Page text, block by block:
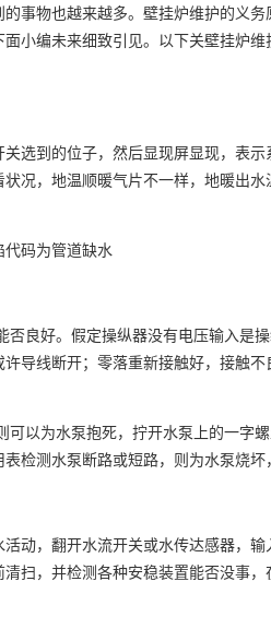
事物也越来越多。壁挂炉维护的义
小编未来细致引见。以下关壁挂炉
选到的位子，然后显现屏显现，表
况，地温顺暖气片不一样，地暖出水
码为管道缺水
良好。假定操纵器没有电压输入是
导线断开；零落重新接触好，接触
以为水泵抱死，拧开水泵上的一字
检测水泵断路或短路，则为水泵烧坏
动，翻开水流开关或水传达感器，
扫，并检测各种安稳装置能否没事